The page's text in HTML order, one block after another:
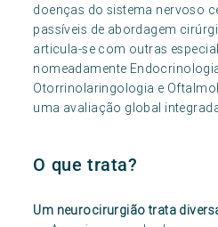
doenças do sistema nervoso
passíveis de abordagem
articula-se com outras
nomeadamente
Otorrinolaringologia e
uma avaliação global
O que trata?
Um neurocirurgião trata